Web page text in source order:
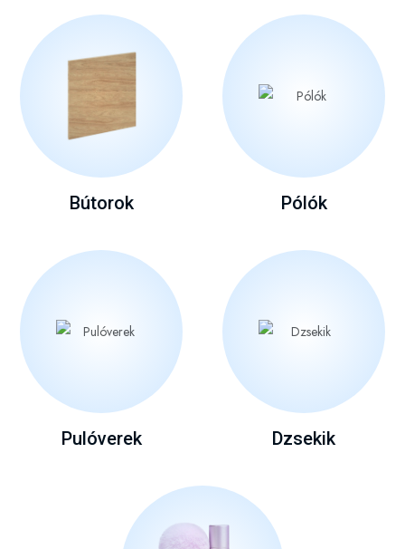
Bútorok Pólók
Pulóverek Dzsekik